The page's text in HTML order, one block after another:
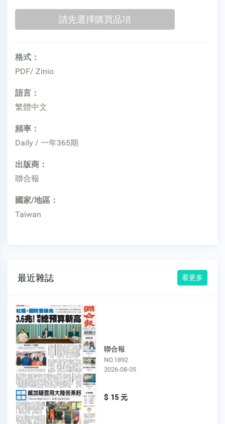
格式：
PDF/ Zinio
語言：
繁體中文
頻率：
Daily / 一年365期
出版商：
聯合報
國家/地區：
Taiwan
最近雜誌 看更多
聯合報
NO.1892
2026-08-05
$ 15 元